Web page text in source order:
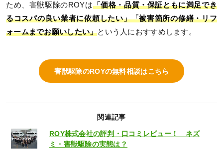
ため、害獣駆除のROYは「価格・品質・保証ともに満足でき
るコスパの良い業者に依頼したい」「被害箇所の修繕・リフ
ォームまでお願いしたい」という人におすすめします。
害獣駆除のROYの無料相談はこちら
関連記事
ROY株式会社の評判・口コミレビュー！ ネズ
ミ・害獣駆除の実態は？